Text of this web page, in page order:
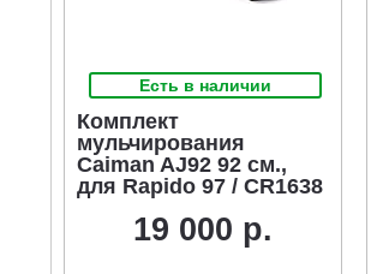
Есть в наличии
Комплект
мульчирования
Caiman AJ92 92 см.,
для Rapido 97 / CR1638
(серии AJ)
19 000 р.